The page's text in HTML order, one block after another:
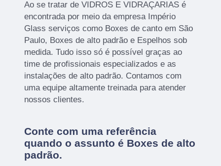
Ao se tratar de VIDROS E VIDRAÇARIAS é
encontrada por meio da empresa Império
Glass serviços como Boxes de canto em São
Paulo, Boxes de alto padrão e Espelhos sob
medida. Tudo isso só é possível graças ao
time de profissionais especializados e as
instalações de alto padrão. Contamos com
uma equipe altamente treinada para atender
nossos clientes.
Conte com uma referência
quando o assunto é Boxes de alto
padrão.